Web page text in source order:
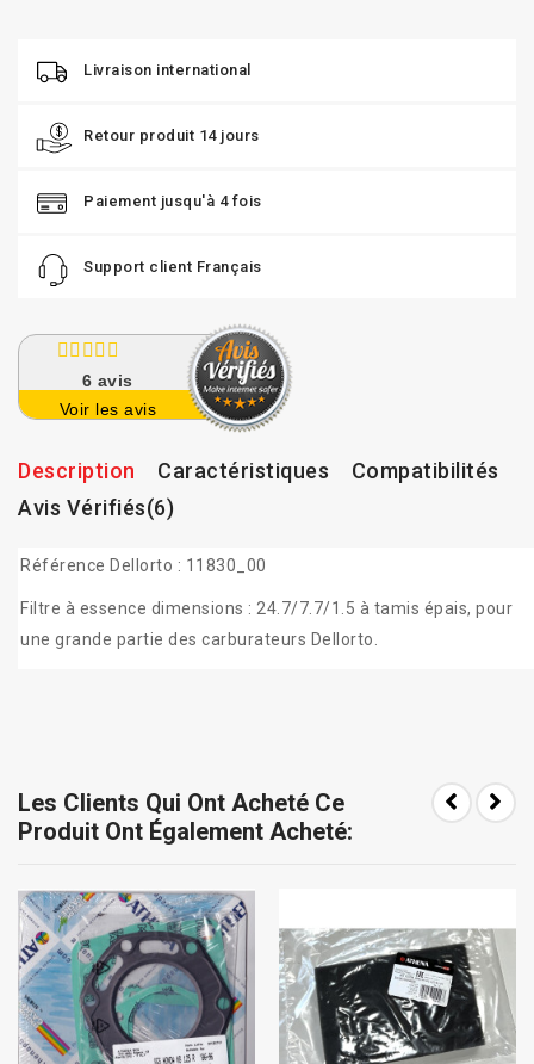
Livraison international
Retour produit 14 jours
Paiement jusqu'à 4 fois
Support client Français
6 avis
Voir les avis
Description Caractéristiques
Compatibilités
Avis Vérifiés(6)
Référence Dellorto : 11830_00
Filtre à essence dimensions : 24.7/7.7/1.5 à tamis épais, pour
une grande partie des carburateurs Dellorto.
Les Clients Qui Ont Acheté Ce
Produit Ont Également Acheté: